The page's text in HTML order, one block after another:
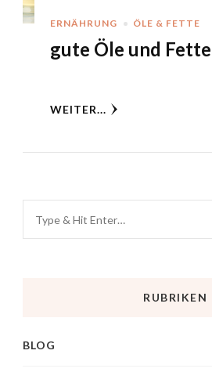
ERNÄHRUNG ÖLE & FETTE
gute Öle und Fette
WEITER...
RUBRIKEN
BLOG